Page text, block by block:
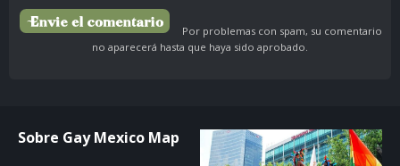
Por problemas con spam, su comentario
no aparecerá hasta que haya sido aprobado.
Sobre Gay Mexico Map